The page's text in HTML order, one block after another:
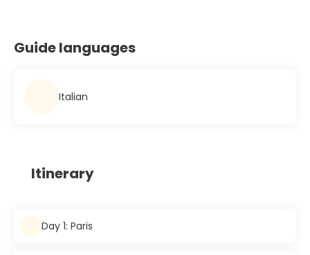
Guide languages
Italian
Itinerary
Day 1: Paris